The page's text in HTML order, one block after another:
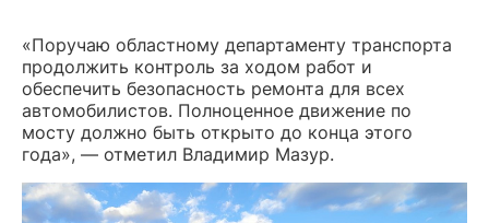
«Поручаю областному департаменту транспорта
продолжить контроль за ходом работ и
обеспечить безопасность ремонта для всех
автомобилистов. Полноценное движение по
мосту должно быть открыто до конца этого
года», — отметил Владимир Мазур.